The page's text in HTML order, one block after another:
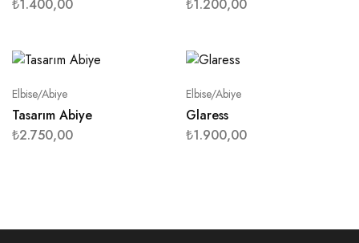
₺1.400,00
₺1.200,00
Elbise/Abiye
Tasarım Abiye
₺2.750,00
Elbise/Abiye
Glaress
₺1.900,00